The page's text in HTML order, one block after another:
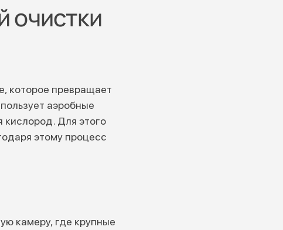
очистки
которое превращает
аэробные
Для этого
этому процесс
камеру, где крупные